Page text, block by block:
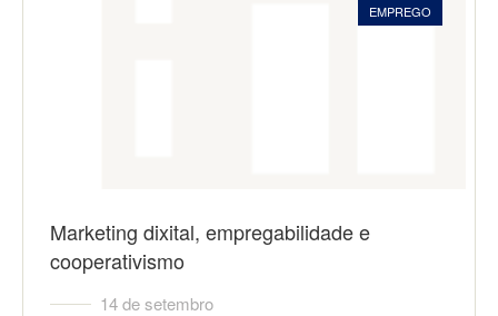
EMPREGO
Marketing dixital, empregabilidade e
cooperativismo
14 de setembro